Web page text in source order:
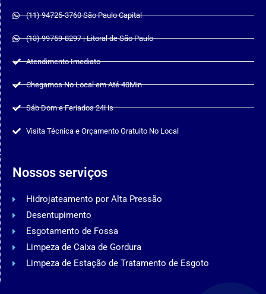
(11) 94725-3760 São Paulo Capital
(13) 99759-8297 | Litoral de São Paulo
Atendimento Imediato
Chegamos No Local em Até 40Min
Sáb Dom e Feriados 24Hs
Visita Técnica e Orçamento Gratuito No Local
Nossos serviços
Hidrojateamento por Alta Pressão
Desentupimento
Esgotamento de Fossa
Limpeza de Caixa de Gordura
Limpeza de Estação de Tratamento de Esgoto